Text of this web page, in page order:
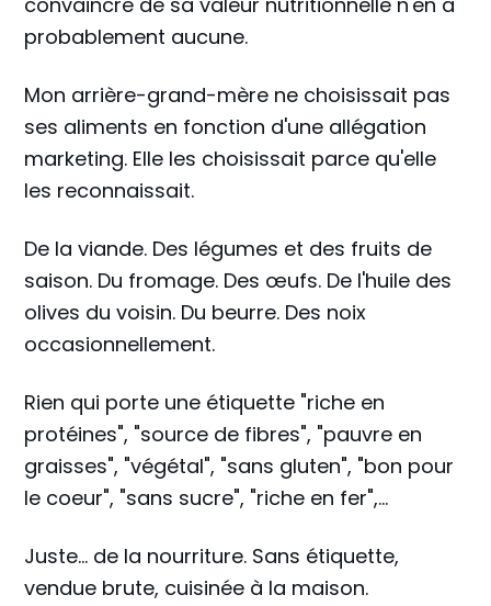
probablement aucune.
Mon arrière-grand-mère ne choisissait pas
ses aliments en fonction d'une allégation
marketing. Elle les choisissait parce qu'elle
les reconnaissait.
De la viande. Des légumes et des fruits de
saison. Du fromage. Des œufs. De l'huile des
olives du voisin. Du beurre. Des noix
occasionnellement.
Rien qui porte une étiquette "riche en
protéines", "source de fibres", "pauvre en
graisses", "végétal", "sans gluten", "bon pour
le coeur", "sans sucre", "riche en fer",...
Juste... de la nourriture. Sans étiquette,
vendue brute, cuisinée à la maison.